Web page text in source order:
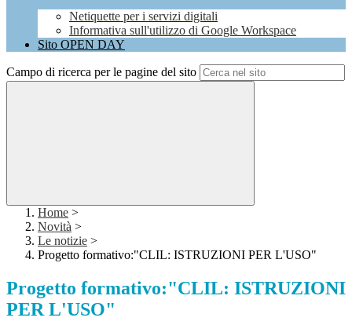
Netiquette per i servizi digitali
Informativa sull'utilizzo di Google Workspace
Sito OPEN DAY
Campo di ricerca per le pagine del sito
Home >
Novità >
Le notizie >
Progetto formativo:"CLIL: ISTRUZIONI PER L'USO"
Progetto formativo:"CLIL: ISTRUZIONI
PER L'USO"